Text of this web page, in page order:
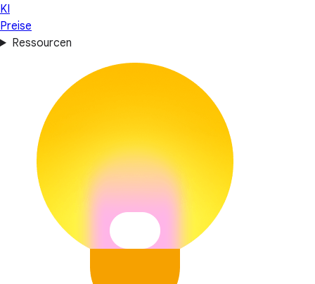
KI
Preise
Ressourcen